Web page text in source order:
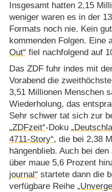
Insgesamt hatten 2,15
weniger waren es in der
Formats noch nie. Kein
kommenden Folgen. Eine
Out“ fiel nachfolgend auf
Das ZDF fuhr indes mit
Vorabend die
3,51 Millionen Menschen
Wiederholung, das
Sehr schwer tat sich zur
„ZDFzeit“-Doku
4711-Story“, die bei 2,38
hängenblieb. Auch bei
über maue 5,6 Prozent
journal“ startete dann die
verfügbare Reihe